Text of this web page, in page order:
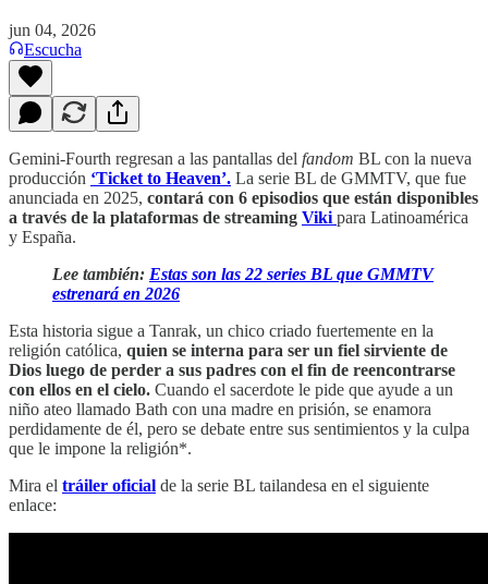
jun 04, 2026
Escucha
Gemini-Fourth regresan a las pantallas del fandom BL con la nueva
producción ‘Ticket to Heaven’. La serie BL de GMMTV, que fue
anunciada en 2025, contará con 6 episodios que están disponibles
a través de la plataformas de streaming Viki para Latinoamérica
y España.
Lee también: Estas son las 22 series BL que GMMTV
estrenará en 2026
Esta historia sigue a Tanrak, un chico criado fuertemente en la
religión católica, quien se interna para ser un fiel sirviente de
Dios luego de perder a sus padres con el fin de reencontrarse
con ellos en el cielo. Cuando el sacerdote le pide que ayude a un
niño ateo llamado Bath con una madre en prisión, se enamora
perdidamente de él, pero se debate entre sus sentimientos y la culpa
que le impone la religión*.
Mira el tráiler oficial de la serie BL tailandesa en el siguiente
enlace: